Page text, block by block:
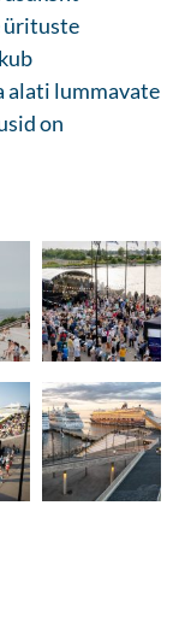
ürituste
alati lummavate
on